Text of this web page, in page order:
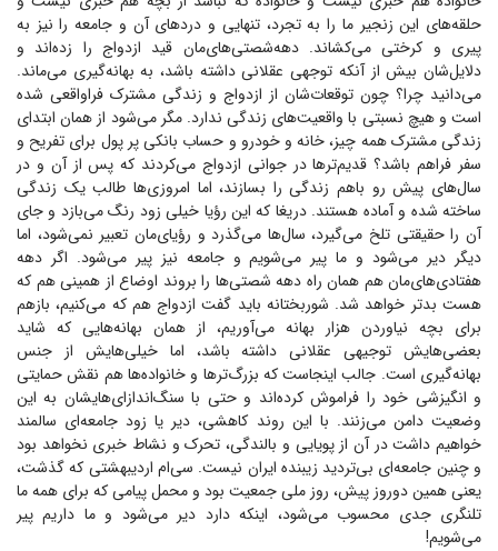
حلقه‌های این زنجیر ما را به تجرد، تنهایی و درد‌های آن و جامعه را نیز به
پیری و کرختی می‌کشاند. دهه‌شصتی‌های‌مان قید ازدواج را زده‌اند و
دلایل‌شان بیش از آنکه توجهی عقلانی داشته باشد، به بهانه‌گیری می‌ماند.
می‌دانید چرا؟ چون توقعات‌شان از ازدواج و زندگی مشترک فراواقعی شده
است و هیچ نسبتی با واقعیت‌های زندگی ندارد. مگر می‌شود از همان ابتدای
زندگی مشترک همه چیز، خانه و خودرو و حساب بانکی پر پول برای تفریح و
سفر فراهم باشد؟ قدیم‌تر‌ها در جوانی ازدواج می‌کردند که پس از آن و در
سال‌های پیش رو باهم زندگی را بسازند، اما امروزی‌ها طالب یک زندگی
ساخته شده و آماده هستند. دریغا که این رؤیا خیلی زود رنگ می‌بازد و جای
آن را حقیقتی تلخ می‌گیرد، سال‌ها می‌گذرد و رؤیای‌مان تعبیر نمی‌شود، اما
دیگر دیر می‌شود و ما پیر می‌شویم و جامعه نیز پیر می‌شود. اگر دهه
هفتادی‌های‌مان هم همان راه دهه شصتی‌ها را بروند اوضاع از همینی هم که
هست بدتر خواهد شد. شوربختانه باید گفت ازدواج هم که می‌کنیم، بازهم
برای بچه نیاوردن هزار بهانه می‌آوریم، از همان بهانه‌هایی که شاید
بعضی‌هایش توجیهی عقلانی داشته باشد، اما خیلی‌هایش از جنس
بهانه‌گیری است. جالب اینجاست که بزرگ‌تر‌ها و خانواده‌ها هم نقش حمایتی
و انگیزشی خود را فراموش کرده‌اند و حتی با سنگ‌اندازای‌هایشان به این
وضعیت دامن می‌زنند. با این روند کاهشی، دیر یا زود جامعه‌ای سالمند
خواهیم داشت در آن از پویایی و بالندگی، تحرک و نشاط خبری نخواهد بود
و چنین جامعه‌ای بی‌تردید زیبنده ایران نیست. سی‌ام اردیبهشتی که گذشت،
یعنی همین دوروز پیش، روز ملی جمعیت بود و محمل پیامی که برای همه ما
تلنگری جدی محسوب می‌شود، اینکه دارد دیر می‌شود و ما داریم پیر
می‌شویم!